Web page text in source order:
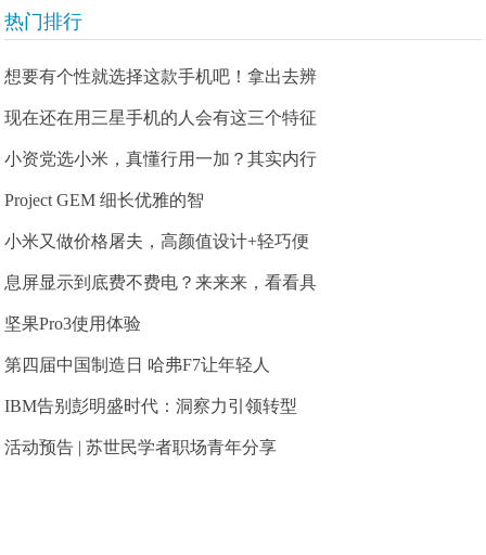
热门排行
想要有个性就选择这款手机吧！拿出去辨
现在还在用三星手机的人会有这三个特征
小资党选小米，真懂行用一加？其实内行
Project GEM 细长优雅的智
小米又做价格屠夫，高颜值设计+轻巧便
息屏显示到底费不费电？来来来，看看具
坚果Pro3使用体验
第四届中国制造日 哈弗F7让年轻人
IBM告别彭明盛时代：洞察力引领转型
活动预告 | 苏世民学者职场青年分享